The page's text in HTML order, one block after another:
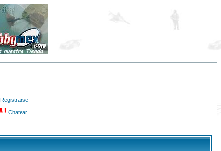
Registrarse
Chatear